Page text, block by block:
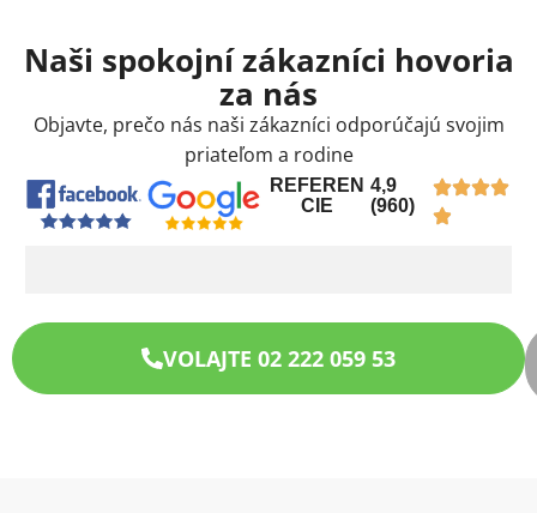
Naši spokojní zákazníci hovoria
za nás
Objavte, prečo nás naši zákazníci odporúčajú svojim
priateľom a rodine
REFEREN
CIE
4,9
(960)
VOLAJTE 02 222 059 53